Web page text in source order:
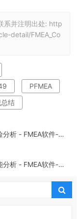
系并注明出处: http
detail/FMEA_Co
PFMEA
结
析 - FMEA软件-
析 - FMEA软件-